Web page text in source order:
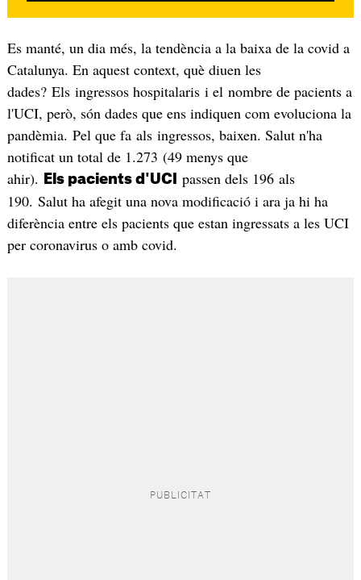
Es manté, un dia més, la tendència a la baixa de la covid a
Catalunya. En aquest context, què diuen les
dades? Els ingressos hospitalaris i el nombre de pacients a
l'UCI, però, són dades que ens indiquen com evoluciona la
pandèmia. Pel que fa als ingressos, baixen. Salut n'ha
notificat un total de 1.273 (49 menys que
ahir).
Els pacients d'UCI
passen dels 196 als
190. Salut ha afegit una nova modificació i ara ja hi ha
diferència entre els pacients que estan ingressats a les UCI
per coronavirus o amb covid.